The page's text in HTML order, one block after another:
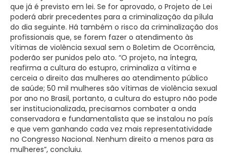
que já é previsto em lei. Se for aprovado, o Projeto de Lei
poderá abrir precedentes para a criminalização da pílula
do dia seguinte. Há também o risco da criminalização dos
profissionais que, se forem fazer o atendimento às
vítimas de violência sexual sem o Boletim de Ocorrência,
poderão ser punidos pelo ato. “O projeto, na íntegra,
reafirma a cultura do estupro, criminaliza a vítima e
cerceia o direito das mulheres ao atendimento público
de saúde; 50 mil mulheres são vítimas de violência sexual
por ano no Brasil, portanto, a cultura do estupro não pode
ser institucionalizada, precisamos combater a onda
conservadora e fundamentalista que se instalou no país
e que vem ganhando cada vez mais representatividade
no Congresso Nacional. Nenhum direito a menos para as
mulheres”, concluiu.